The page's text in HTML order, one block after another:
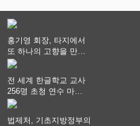
홍기영 회장, 타지에서
또 하나의 고향을 만들
어 가다
전 세계 한글학교 교사
256명 초청 연수 마
쳐...“수업은 더 깊게, 교
법제처, 기초지방정부의